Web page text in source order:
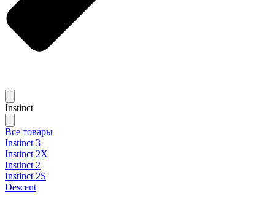
Instinct
Все товары
Instinct 3
Instinct 2X
Instinct 2
Instinct 2S
Descent